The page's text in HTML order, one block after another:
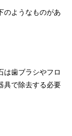
のようなものがあ
は歯ブラシやフロ
具で除去する必要